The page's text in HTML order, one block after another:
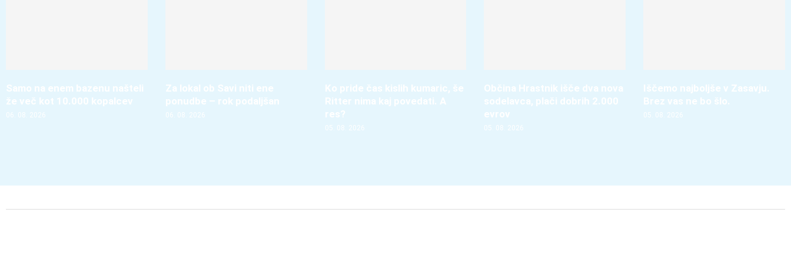
Samo na enem bazenu našteli
že več kot 10.000 kopalcev
06. 08. 2026
Za lokal ob Savi niti ene
ponudbe – rok podaljšan
06. 08. 2026
Ko pride čas kislih kumaric, še
Ritter nima kaj povedati. A
res?
05. 08. 2026
Občina Hrastnik išče dva nova
sodelavca, plači dobrih 2.000
evrov
05. 08. 2026
Iščemo najboljše v Zasavju.
Brez vas ne bo šlo.
05. 08. 2026